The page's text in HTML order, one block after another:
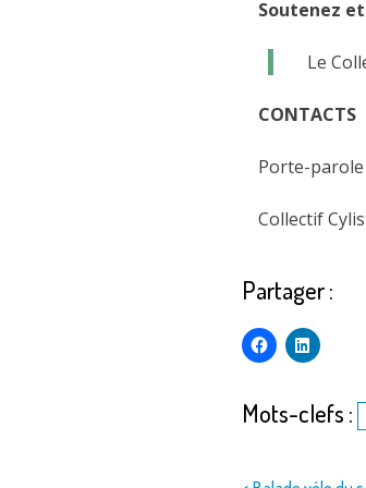
Soutenez
Le
CONTACTS
Porte-parole
Collectif
Partager :
Mots-clefs :